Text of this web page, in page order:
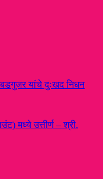
यांचे दुःखद निधन
मध्ये उत्तीर्ण – श्री.